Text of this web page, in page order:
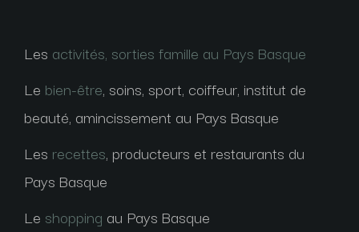
Les activités, sorties famille au Pays Basque
Le bien-être, soins, sport, coiffeur, institut de
beauté, amincissement au Pays Basque
Les recettes, producteurs et restaurants du
Pays Basque
Le shopping au Pays Basque